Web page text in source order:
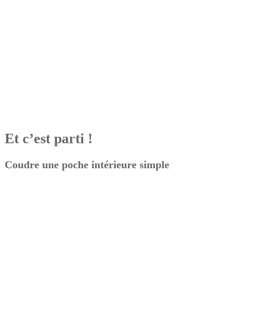
Et c’est parti !
Coudre une poche intérieure simple